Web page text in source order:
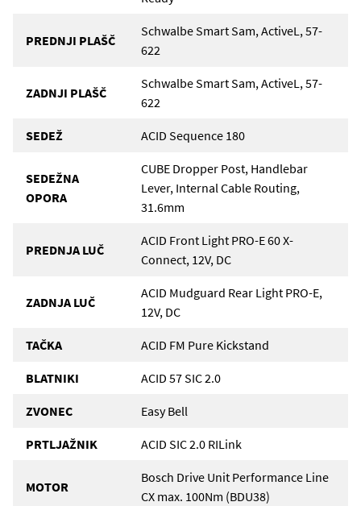
PREDNJI PLAŠČ
Schwalbe Smart Sam, ActiveL, 57-
622
ZADNJI PLAŠČ
Schwalbe Smart Sam, ActiveL, 57-
622
SEDEŽ ACID Sequence 180
SEDEŽNA
OPORA
CUBE Dropper Post, Handlebar
Lever, Internal Cable Routing,
31.6mm
PREDNJA LUČ
ACID Front Light PRO-E 60 X-
Connect, 12V, DC
ZADNJA LUČ
ACID Mudguard Rear Light PRO-E,
12V, DC
TAČKA ACID FM Pure Kickstand
BLATNIKI ACID 57 SIC 2.0
ZVONEC Easy Bell
PRTLJAŽNIK ACID SIC 2.0 RILink
MOTOR
Bosch Drive Unit Performance Line
CX max. 100Nm (BDU38)